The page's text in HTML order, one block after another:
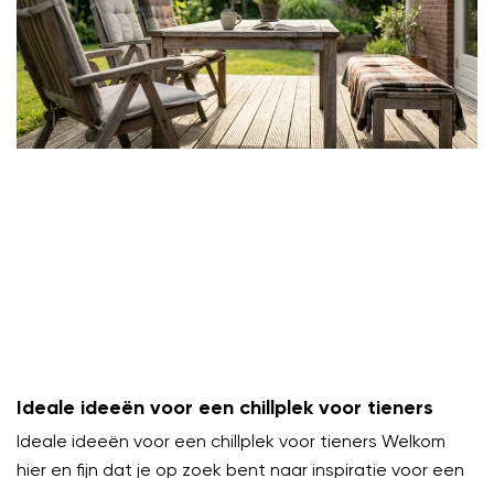
Ideale ideeën voor een chillplek voor tieners
Ideale ideeën voor een chillplek voor tieners Welkom
hier en fijn dat je op zoek bent naar inspiratie voor een